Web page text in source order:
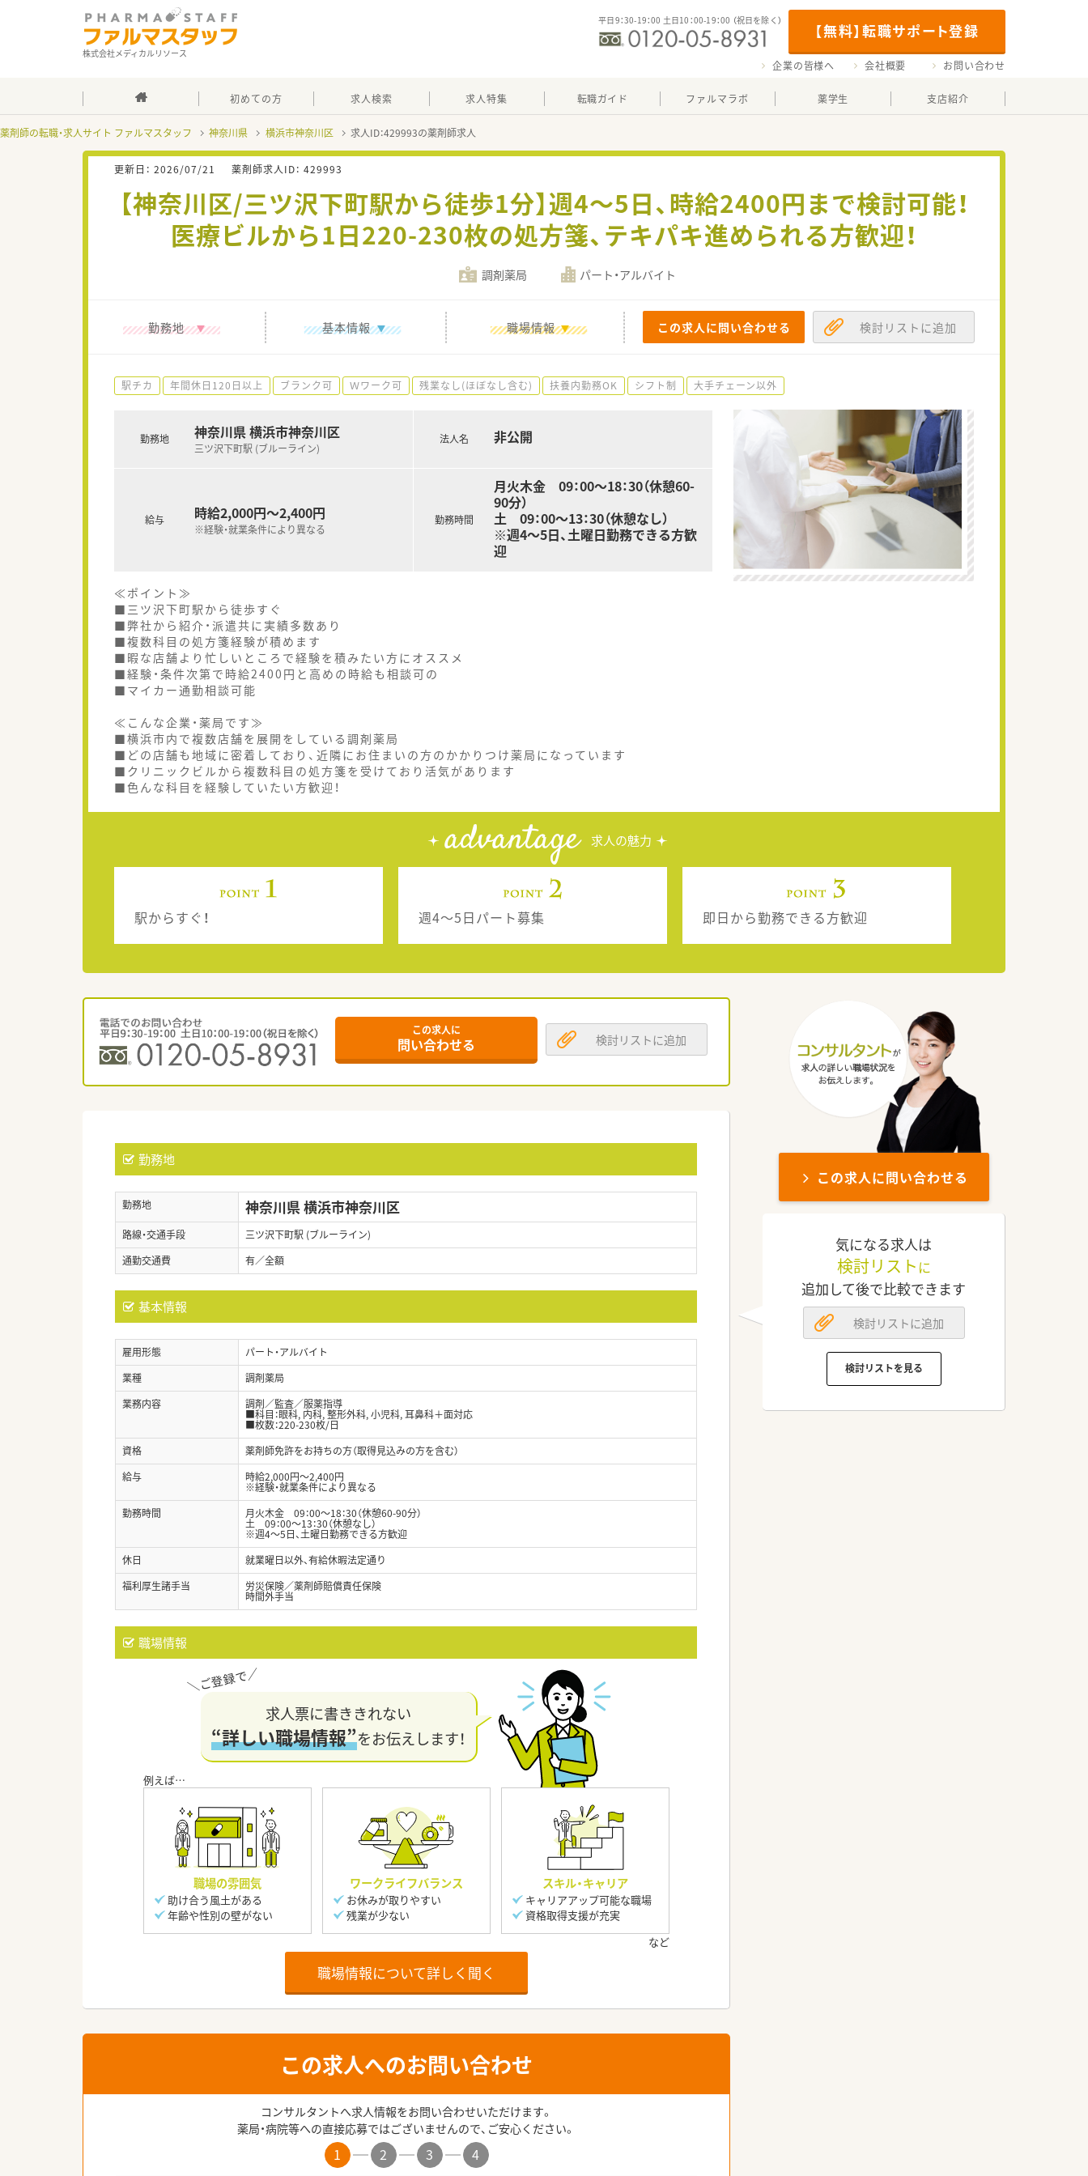
株式会社メディカルリソース
【無料】転職サポート登録
平日9：30-19：00 土日10：00-19：00 （祝日を除く）
企業の皆様へ 会社概要 お問い合わせ
初めての方 求人検索 求人特集 転職ガイド ファルマラボ 薬学生 支店紹介
薬剤師の転職・求人サイト ファルマスタッフ 神奈川県 横浜市神奈川区 求人ID：429993の薬剤師求人
更新日： 2026/07/21 薬剤師求人ID： 429993
【神奈川区/三ツ沢下町駅から徒歩1分】週4～5日、時給2400円まで検討可能！
医療ビルから1日220-230枚の処方箋、テキパキ進められる方歓迎！
調剤薬局 パート・アルバイト
勤務地 基本情報 職場情報 この求人に問い合わせる 検討リストに追加
駅チカ 年間休日120日以上 ブランク可 Ｗワーク可 残業なし(ほぼなし含む) 扶養内勤務OK シフト制 大手チェーン以外
勤務地 神奈川県 横浜市神奈川区
三ツ沢下町駅 (ブルーライン)
給与 時給2,000円～2,400円
※経験・就業条件により異なる
法人名 非公開
勤務時間
月火木金 09：00～18：30（休憩60-
90分）
土 09：00～13：30（休憩なし）
※週4～5日、土曜日勤務できる方歓
迎
≪ポイント≫
■三ツ沢下町駅から徒歩すぐ
■弊社から紹介・派遣共に実績多数あり
■複数科目の処方箋経験が積めます
■暇な店舗より忙しいところで経験を積みたい方にオススメ
■経験・条件次第で時給2400円と高めの時給も相談可の
■マイカー通勤相談可能
≪こんな企業・薬局です≫
■横浜市内で複数店舗を展開をしている調剤薬局
■どの店舗も地域に密着しており、近隣にお住まいの方のかかりつけ薬局になっています
■クリニックビルから複数科目の処方箋を受けており活気があります
■色んな科目を経験していたい方歓迎！
advantage 求人の魅力
駅からすぐ！ 週4～5日パート募集 即日から勤務できる方歓迎
この求人に
問い合わせる 検討リストに追加
勤務地
勤務地 神奈川県 横浜市神奈川区
路線・交通手段
三ツ沢下町駅 (ブルーライン)
通勤交通費
有／全額
基本情報
雇用形態
パート・アルバイト
業種
調剤薬局
業務内容
調剤／監査／服薬指導
■科目：眼科, 内科, 整形外科, 小児科, 耳鼻科＋面対応
■枚数：220-230枚/日
資格
薬剤師免許をお持ちの方（取得見込みの方を含む）
給与
時給2,000円～2,400円
※経験・就業条件により異なる
勤務時間
月火木金 09：00～18：30（休憩60-90分）
土 09：00～13：30（休憩なし）
※週4～5日、土曜日勤務できる方歓迎
休日
就業曜日以外、有給休暇法定通り
福利厚生諸手当
労災保険／薬剤師賠償責任保険
時間外手当
職場情報
求人票に書ききれない
“詳しい職場情報”をお伝えします！
職場の雰囲気
助け合う風土がある
年齢や性別の壁がない
ワークライフバランス
お休みが取りやすい
残業が少ない
スキル・キャリア
キャリアアップ可能な職場
資格取得支援が充実
職場情報について詳しく聞く
この求人へのお問い合わせ
コンサルタントへ求人情報をお問い合わせいただけます。
薬局・病院等への直接応募ではございませんので、ご安心ください。
1 2 3 4
この求人に問い合わせる
気になる求人は
検討リスト に
追加して後で比較できます
検討リストに追加
検討リストを見る